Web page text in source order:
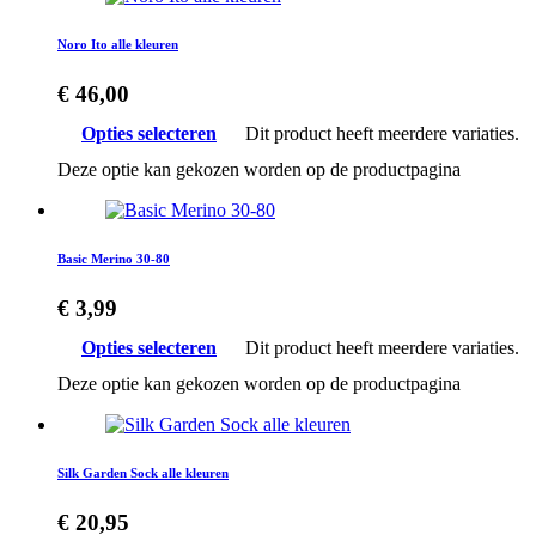
Noro Ito alle kleuren
€ 46,00
Opties selecteren
Dit product heeft meerdere variaties.
Deze optie kan gekozen worden op de productpagina
Basic Merino 30-80
€ 3,99
Opties selecteren
Dit product heeft meerdere variaties.
Deze optie kan gekozen worden op de productpagina
Silk Garden Sock alle kleuren
€ 20,95